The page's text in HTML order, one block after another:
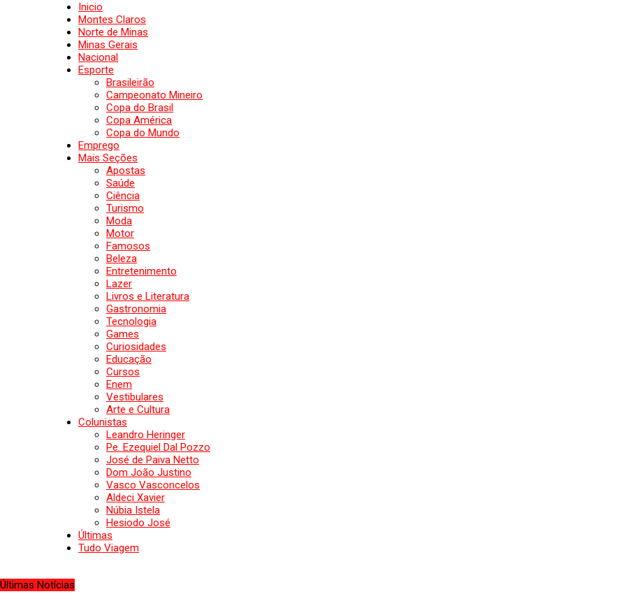
Inicio
Montes Claros
Norte de Minas
Minas Gerais
Nacional
Esporte
Brasileirão
Campeonato Mineiro
Copa do Brasil
Copa América
Copa do Mundo
Emprego
Mais Seções
Apostas
Saúde
Ciência
Turismo
Moda
Motor
Famosos
Beleza
Entretenimento
Lazer
Livros e Literatura
Gastronomia
Tecnologia
Games
Curiosidades
Educação
Cursos
Enem
Vestibulares
Arte e Cultura
Colunistas
Leandro Heringer
Pe. Ezequiel Dal Pozzo
José de Paiva Netto
Dom João Justino
Vasco Vasconcelos
Aldeci Xavier
Núbia Istela
Hesiodo José
Últimas
Tudo Viagem
Últimas Notícias